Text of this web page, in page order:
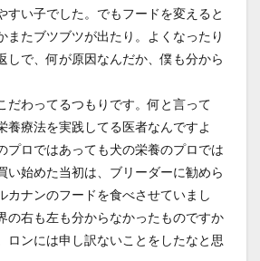
すい子でした。でもフードを変えると
またブツブツが出たり。よくなったり
しで、何が原因なんだか、僕も分から
だわってるつもりです。何と言って
養療法を実践してる医者なんですよ
プロではあっても犬の栄養のプロでは
い始めた当初は、ブリーダーに勧めら
カナンのフードを食べさせていまし
の右も左も分からなかったものですか
ロンには申し訳ないことをしたなと思